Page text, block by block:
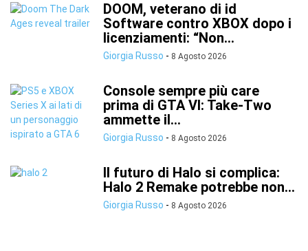
DOOM, veterano di id
Software contro XBOX dopo i
licenziamenti: “Non...
Giorgia Russo - 8 Agosto 2026
Console sempre più care
prima di GTA VI: Take-Two
ammette il...
Giorgia Russo - 8 Agosto 2026
Il futuro di Halo si complica:
Halo 2 Remake potrebbe non...
Giorgia Russo - 8 Agosto 2026